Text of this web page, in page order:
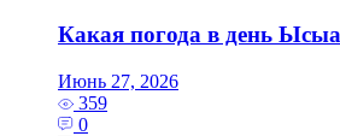
Какая погода в день
Июнь 27, 2026
359
0